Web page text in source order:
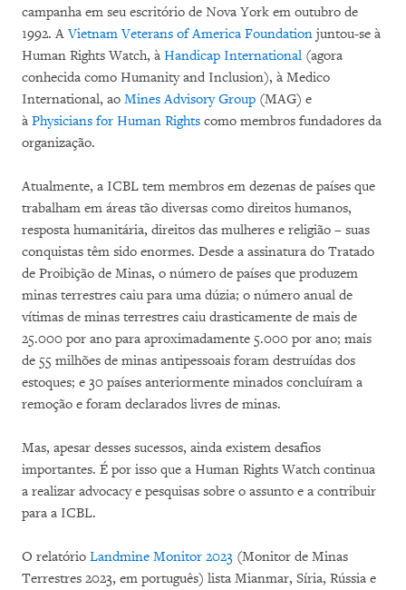
campanha em seu escritório de Nova York em outubro de
1992. AVietnam Veterans of America Foundation juntou-se à
Human Rights Watch, à Handicap International (agora
conhecida como Humanity and Inclusion), à Medico
International, ao Mines Advisory Group (MAG) e
à Physicians for Human Rights como membros fundadores da
organização.
Atualmente, a ICBL tem membros em dezenas de países que
trabalham em áreas tão diversas como direitos humanos,
resposta humanitária, direitos das mulheres e religião – suas
conquistas têm sido enormes. Desde a assinatura do Tratado
de Proibição de Minas, o número de países que produzem
minas terrestres caiu para uma dúzia; o número anual de
vítimas de minas terrestres caiu drasticamente de mais de
25.000 por ano para aproximadamente 5.000 por ano; mais
de 55 milhões de minas antipessoais foram destruídas dos
estoques; e 30 países anteriormente minados concluíram a
remoção e foram declarados livres de minas.
Mas, apesar desses sucessos, ainda existem desafios
importantes. É por isso que a Human Rights Watch continua
a realizar advocacy e pesquisas sobre o assunto e a contribuir
para a ICBL.
O relatório Landmine Monitor 2023 (Monitor de Minas
Terrestres 2023, em português) lista Mianmar, Síria, Rússia e